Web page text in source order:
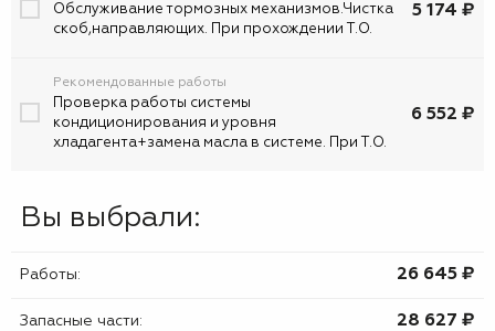
Обслуживание тормозных механизмов.Чистка
скоб,направляющих. При прохождении Т.О.
5 174 ₽
Рекомендованные работы
Проверка работы системы
кондиционирования и уровня
хладагента+замена масла в системе. При Т.О.
6 552 ₽
Вы выбрали:
Работы: 26 645 ₷
Запасные части: 28 627 ₷